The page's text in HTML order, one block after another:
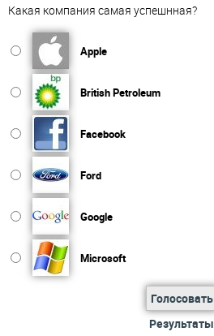
Какая компания самая успешнная?
Apple
British Petroleum
Facebook
Ford
Google
Microsoft
Голосовать
Результаты